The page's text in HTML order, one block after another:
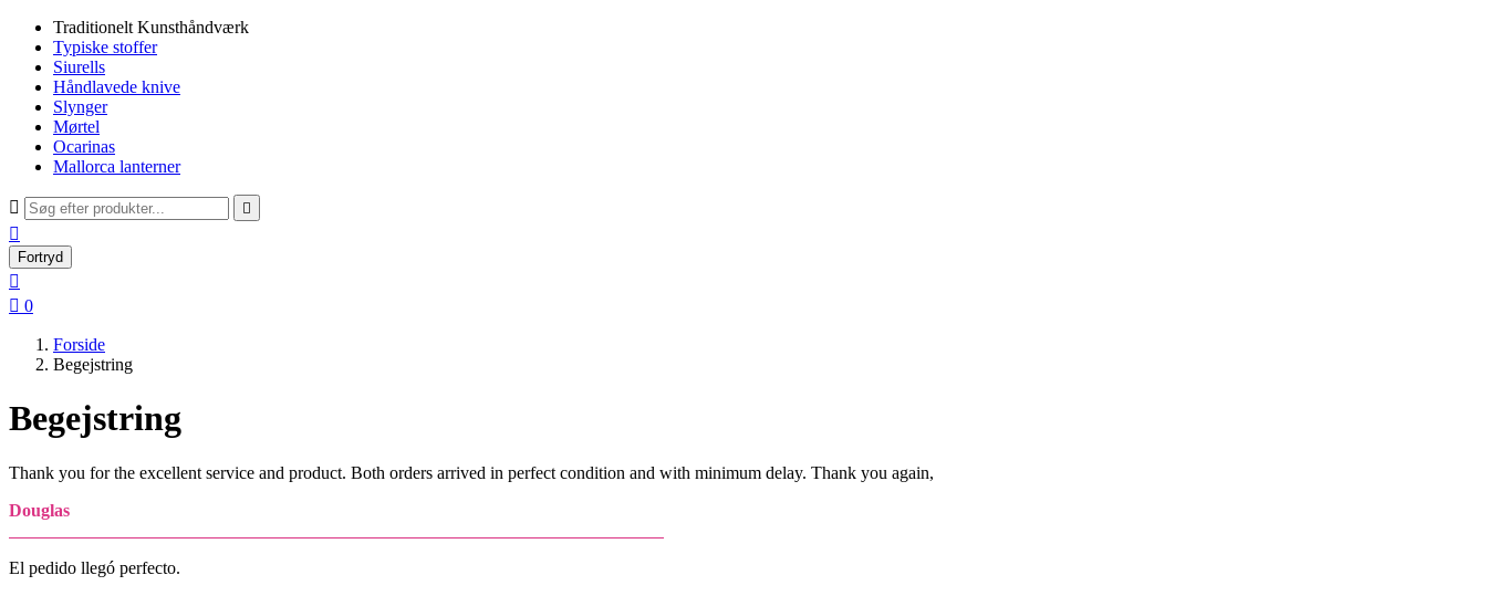
Traditionelt Kunsthåndværk
Typiske stoffer
Siurells
Håndlavede knive
Slynger
Mørtel
Ocarinas
Mallorca lanterner
 

Fortryd

 0
Forside
Begejstring
Begejstring
Thank you for the excellent service and product. Both orders arrived in perfect condition and with minimum delay. Thank you again,
Douglas
El pedido llegó perfecto.